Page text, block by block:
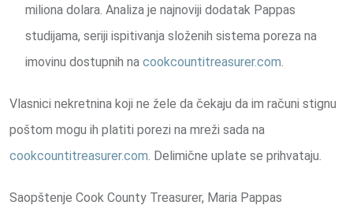
miliona dolara. Analiza je najnoviji dodatak Pappas
studijama, seriji ispitivanja složenih sistema poreza na
imovinu dostupnih na cookcountitreasurer.com.
Vlasnici nekretnina koji ne žele da čekaju da im računi stignu
poštom mogu ih platiti porezi na mreži sada na
cookcountitreasurer.com. Delimične uplate se prihvataju.
Saopštenje Cook County Treasurer, Maria Pappas